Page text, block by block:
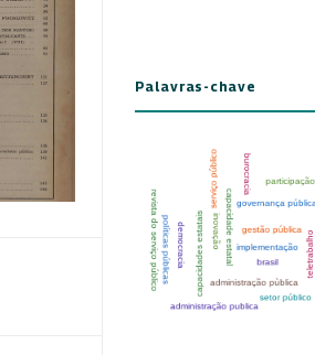
Palavras-chave